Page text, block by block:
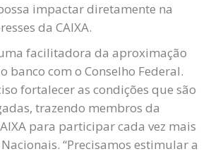
impactar diretamente na
da CAIXA.
facilitadora da aproximação
banco com o Conselho Federal.
fortalecer as condições que são
trazendo membros da
para participar cada vez mais
“Precisamos estimular a